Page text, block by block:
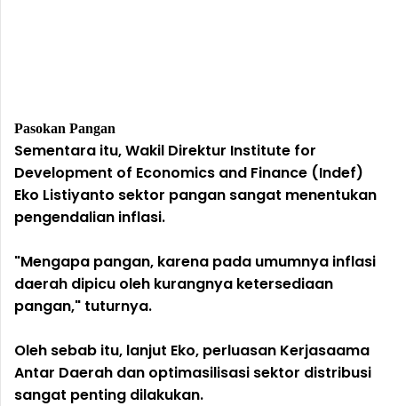
Pasokan Pangan
Sementara itu, Wakil Direktur Institute for
Development of Economics and Finance (Indef)
Eko Listiyanto sektor pangan sangat menentukan
pengendalian inflasi.
"Mengapa pangan, karena pada umumnya inflasi
daerah dipicu oleh kurangnya ketersediaan
pangan," tuturnya.
Oleh sebab itu, lanjut Eko, perluasan Kerjasaama
Antar Daerah dan optimasilisasi sektor distribusi
sangat penting dilakukan.